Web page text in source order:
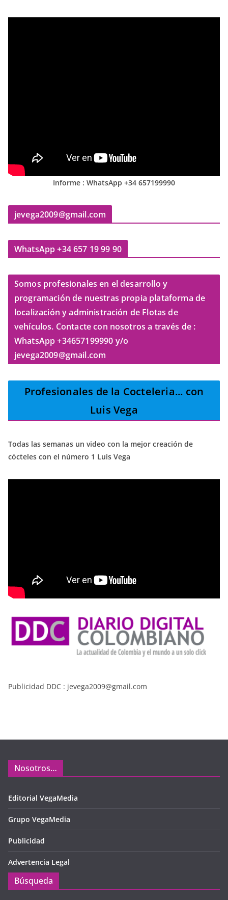
Informe : WhatsApp +34 657199990
jevega2009@gmail.com
WhatsApp +34 657 19 99 90
Somos profesionales en el desarrollo y
programación de nuestras propia plataforma de
localización y administración de Flotas de
vehículos. Contacte con nosotros a través de :
WhatsApp +34657199990 y/o
jevega2009@gmail.com
Profesionales de la Cocteleria... con
Luis Vega
Todas las semanas un video con la mejor creación de
cócteles con el número 1 Luis Vega
Publicidad DDC : jevega2009@gmail.com
Nosotros…
Editorial VegaMedia
Grupo VegaMedia
Publicidad
Advertencia Legal
Búsqueda